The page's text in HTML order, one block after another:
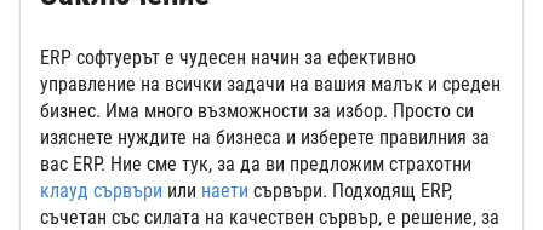
ERP софтуерът е чудесен начин за ефективно
управление на всички задачи на вашия малък и среден
бизнес. Има много възможности за избор. Просто си
изяснете нуждите на бизнеса и изберете правилния за
вас ERP. Ние сме тук, за да ви предложим страхотни
клауд сървъри или наети сървъри. Подходящ ERP,
съчетан със силата на качествен сървър, е решение, за